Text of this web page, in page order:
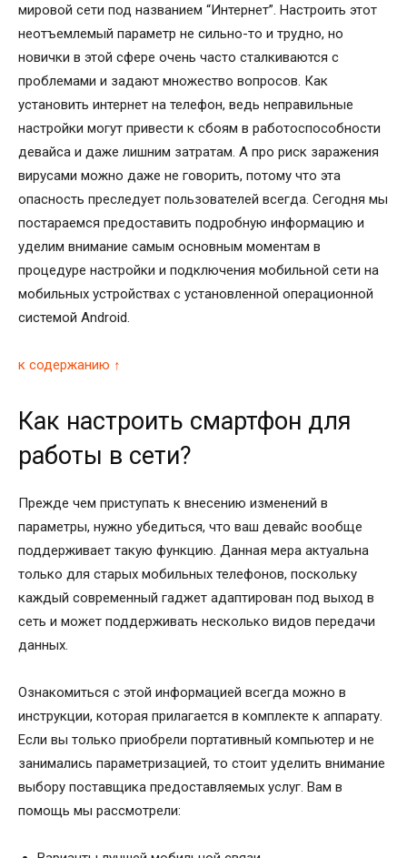
мировой сети под названием “Интернет”. Настроить этот
неотъемлемый параметр не сильно-то и трудно, но
новички в этой сфере очень часто сталкиваются с
проблемами и задают множество вопросов. Как
установить интернет на телефон, ведь неправильные
настройки могут привести к сбоям в работоспособности
девайса и даже лишним затратам. А про риск заражения
вирусами можно даже не говорить, потому что эта
опасность преследует пользователей всегда. Сегодня мы
постараемся предоставить подробную информацию и
уделим внимание самым основным моментам в
процедуре настройки и подключения мобильной сети на
мобильных устройствах с установленной операционной
системой Android.
к содержанию ↑
Как настроить смартфон для
работы в сети?
Прежде чем приступать к внесению изменений в
параметры, нужно убедиться, что ваш девайс вообще
поддерживает такую функцию. Данная мера актуальна
только для старых мобильных телефонов, поскольку
каждый современный гаджет адаптирован под выход в
сеть и может поддерживать несколько видов передачи
данных.
Ознакомиться с этой информацией всегда можно в
инструкции, которая прилагается в комплекте к аппарату.
Если вы только приобрели портативный компьютер и не
занимались параметризацией, то стоит уделить внимание
выбору поставщика предоставляемых услуг. Вам в
помощь мы рассмотрели: